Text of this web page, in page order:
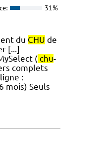
31%
du CHU de
[...]
( chu-
complets
:
mois) Seuls